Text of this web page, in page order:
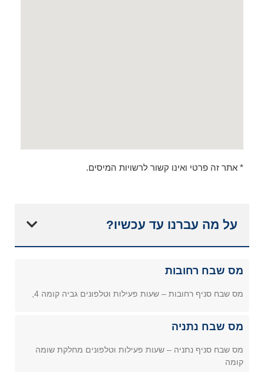
* אתר זה פרטי ואינו קשור לרשויות המיסים.
על מה עברנו עד עכשיו?
מס שבח רחובות
מס שבח סניף רחובות – שעות פעילות וטלפונים גביה קומה 4,
מס שבח נתניה
מס שבח סניף נתניה – שעות פעילות וטלפונים מחלקת שומה
קומה